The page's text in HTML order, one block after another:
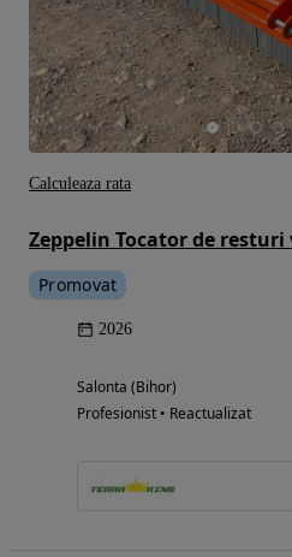
Promovat
2026
Salonta (Bihor)
Profesionist • Reactualizat
Calculeaza rata